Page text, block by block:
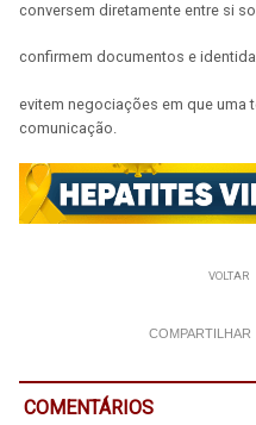
conversem diretamente entre si
confirmem documentos e
evitem negociações em que uma
comunicação.
VOLTAR
COMPARTILHAR
COMENTÁRIOS